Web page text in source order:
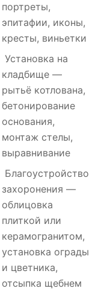
портреты,
эпитафии, иконы,
кресты, виньетки
Установка на
кладбище —
рытьё котлована,
бетонирование
основания,
монтаж стелы,
выравнивание
Благоустройство
захоронения —
облицовка
плиткой или
керамогранитом,
установка ограды
и цветника,
отсыпка щебнем